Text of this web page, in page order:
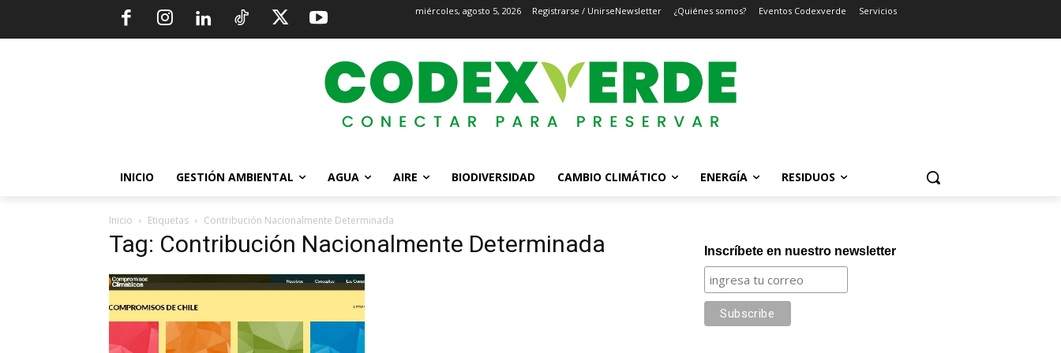
miércoles, agosto 5, 2026 Registrarse / UnirseNewsletter ¿Quiénes somos? Eventos Codexverde Servicios
INICIO GESTIÓN AMBIENTAL AGUA AIRE BIODIVERSIDAD CAMBIO CLIMÁTICO ENERGÍA RESIDUOS
Inicio Etiquetas Contribución Nacionalmente Determinada
Tag: Contribución Nacionalmente Determinada Inscríbete en nuestro newsletter